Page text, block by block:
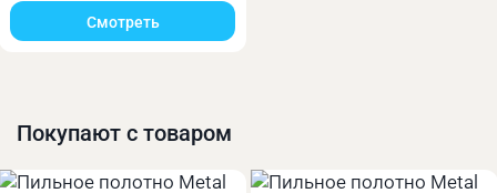
Станок Metal Master BSM-270 AF имеет
Смотреть
Покупают с товаром